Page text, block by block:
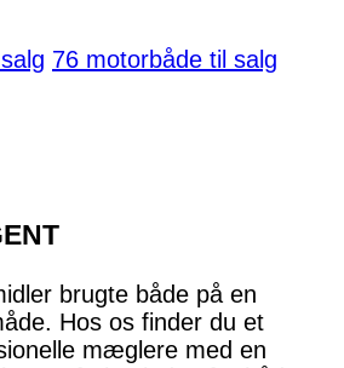
76 motorbåde til salg
brugte både på en
Hos os finder du et
mæglere med en